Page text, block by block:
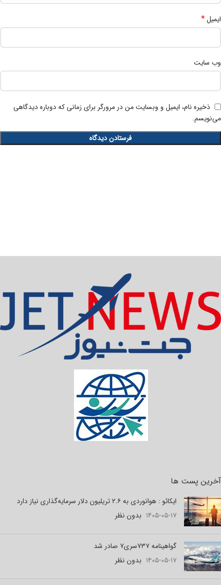
ایمیل*
وب‌ سایت
ذخیره نام، ایمیل و وبسایت من در مرورگر برای زمانی که دوباره دیدگاهی
می‌نویسم.
آخرین پست ها
ایکائو : هوانوردی به ۲.۶ تریلیون دلار سرمایه‌گذاری نیاز دارد
۱۴۰۵-۰۵-۱۷ بدون نظر
گواهینامه ۷۳۷سری۷ صادر شد
۱۴۰۵-۰۵-۱۷ بدون نظر